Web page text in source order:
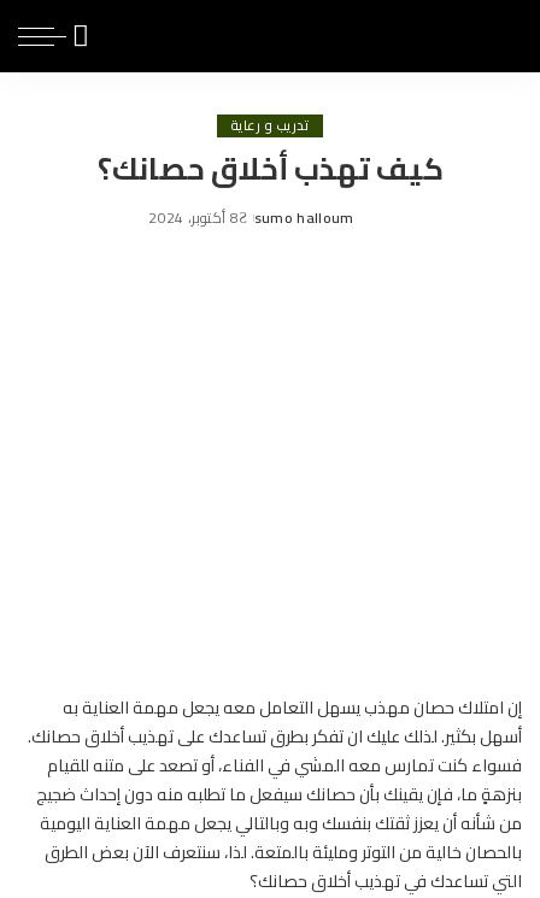
تدريب و رعاية
كيف تهذب أخلاق حصانك؟
Posted
sumo halloum 8 أكتوبر، 2024
إن امتلاكحصانمهذب يسهل التعامل معه يجعل مهمة العناية به
أسهل بكثير. لذلك عليك ان تفكر بطرق تساعدك على تهذيب أخلاق حصانك.
فسواء كنت تمارس معه المشي في الفناء، أو تصعد على متنه للقيام
بنزهةٍ ما، فإن يقينك بأن حصانك سيفعل ما تطلبه منه دون إحداث ضجيج
من شأنه أن يعزز ثقتك بنفسك وبه وبالتالي يجعل مهمة العناية اليومية
بالحصان خالية من التوتر ومليئة بالمتعة. لذا، سنتعرف الآن بعض الطرق
التي تساعدك في تهذيب أخلاق حصانك؟